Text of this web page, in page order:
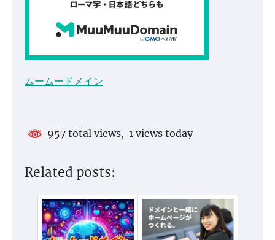
ムームードメイン
957 total views, 1 views today
Related posts: